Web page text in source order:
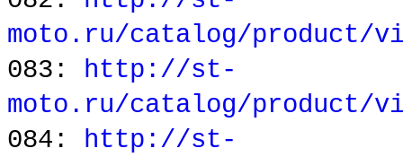
moto.ru/catalog/product/
083: http://st-
moto.ru/catalog/product/
084: http://st-